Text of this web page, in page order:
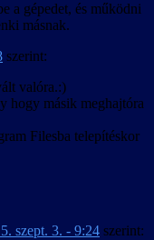
a gépedet, és működni
másnak.
szerint:
valóra.:)
hogy másik meghajtóra
Filesba telepítéskor
szept. 3. - 9:24 szerint: